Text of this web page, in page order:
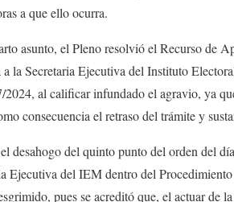
a que ello ocurra.
asunto, el Pleno resolvió el Recurso de
a la Secretaria Ejecutiva del Instituto
2024, al calificar infundado el agravio, ya
consecuencia el retraso del trámite y
desahogo del quinto punto del orden del
Ejecutiva del IEM dentro del
pues se acreditó que, el actuar de